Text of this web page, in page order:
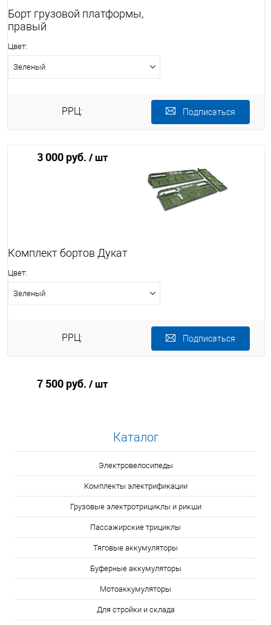
Борт грузовой платформы,
правый
Цвет:
Зеленый
РРЦ:
3 000 руб. / шт
Подписаться
Комплект бортов Дукат
Цвет:
Зеленый
РРЦ:
7 500 руб. / шт
Подписаться
Каталог
Электровелосипеды
Комплекты электрификации
Грузовые электротрициклы и рикши
Пассажирские трициклы
Тяговые аккумуляторы
Буферные аккумуляторы
Мотоаккумуляторы
Для стройки и склада